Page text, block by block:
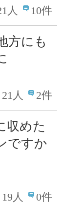
人 10件
方にも
21人 2件
収めた
ですか
19人 0件